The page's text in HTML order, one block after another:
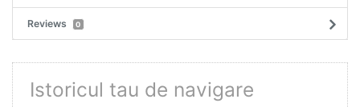
Reviews 0
Istoricul tau de navigare